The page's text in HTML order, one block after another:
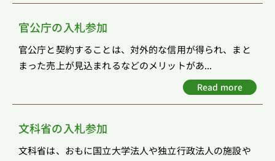
官公庁の入札参加
官公庁と契約することは、対外的な信用が得られ、まと
まった売上が見込まれるなどのメリットがあ...
Read more
文科省の入札参加
文科省は、おもに国立大学法人や独立行政法人の施設や